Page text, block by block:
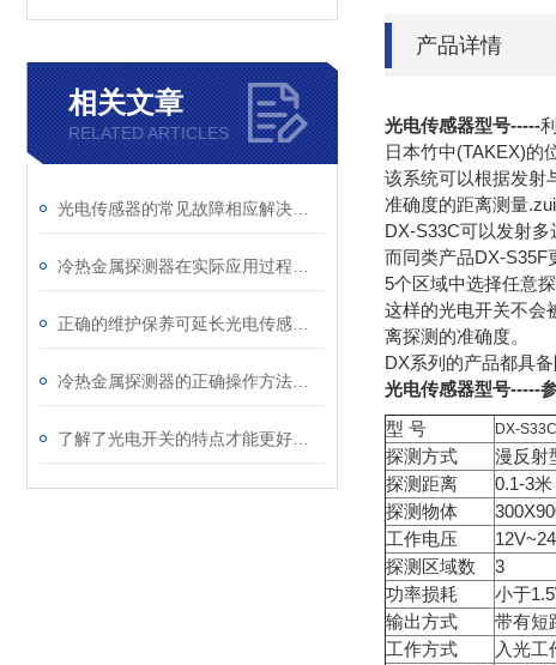
相关文章
RELATED ARTICLES
产品详情
光电传感器型号-----
日本竹中(TAKEX)的
该系统可以根据发射
准确度的距离测量.zui
DX-S33C可以发射多
而同类产品DX-S35F
5个区域中选择任意
这样的光电开关不会
离探测的准确度。
DX系列的产品都具
光电传感器型号-----
型 号
DX-S33C
探测方式
漫反射
探测距离
0.1-3米
探测物体
工作电压
探测区域数
3
功率损耗
小于
输出方式
带有短
工作方式
入光工